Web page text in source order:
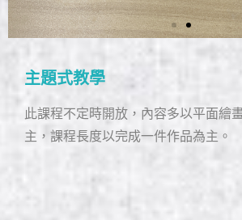
主題式教學
此課程不定時開放，內容多以平面繪
主，課程長度以完成一件作品為主。